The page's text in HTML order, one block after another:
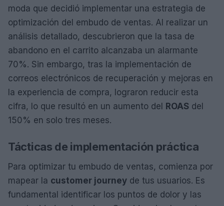
moda que decidió implementar una estrategia de
optimización del embudo de ventas. Al realizar un
análisis detallado, descubrieron que la tasa de
abandono en el carrito alcanzaba un alarmante
70%. Sin embargo, tras la implementación de
correos electrónicos de recuperación y mejoras en
la experiencia de compra, lograron reducir esta
cifra, lo que resultó en un aumento del ROAS del
150% en solo tres meses.
Tácticas de implementación práctica
Para optimizar tu embudo de ventas, comienza por
mapear la customer journey de tus usuarios. Es
fundamental identificar los puntos de dolor y las